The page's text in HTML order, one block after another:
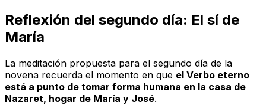
Reflexión del segundo día: El sí de
María
La meditación propuesta para el segundo día de la
novena recuerda el momento en que el Verbo eterno
está a punto de tomar forma humana en la casa de
Nazaret, hogar de María y José.